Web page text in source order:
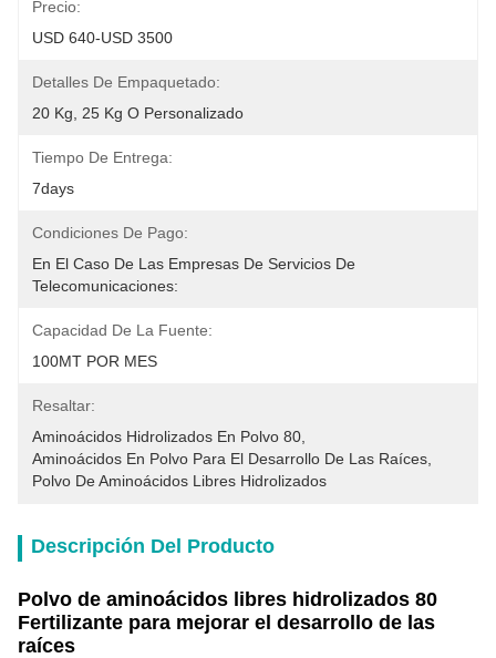
Precio:
USD 640-USD 3500
Detalles De Empaquetado:
20 Kg, 25 Kg O Personalizado
Tiempo De Entrega:
7days
Condiciones De Pago:
En El Caso De Las Empresas De Servicios De
Telecomunicaciones:
Capacidad De La Fuente:
100MT POR MES
Resaltar:
Aminoácidos Hidrolizados En Polvo 80
Aminoácidos En Polvo Para El Desarrollo De Las Raíces
Polvo De Aminoácidos Libres Hidrolizados
Descripción Del Producto
Polvo de aminoácidos libres hidrolizados 80
Fertilizante para mejorar el desarrollo de las
raíces